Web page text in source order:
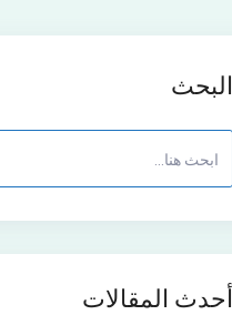
البحث
أحدث المقالات